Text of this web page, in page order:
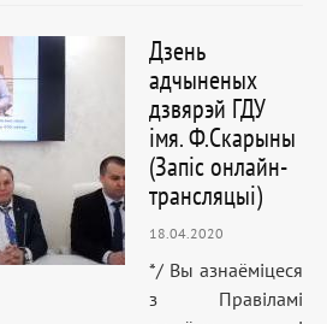
Дзень
адчыненых
дзвярэй ГДУ
імя. Ф.Скарыны
(Запіс онлайн-
трансляцыі)
18.04.2020
*/ Вы азнаёміцеся
з Правіламі